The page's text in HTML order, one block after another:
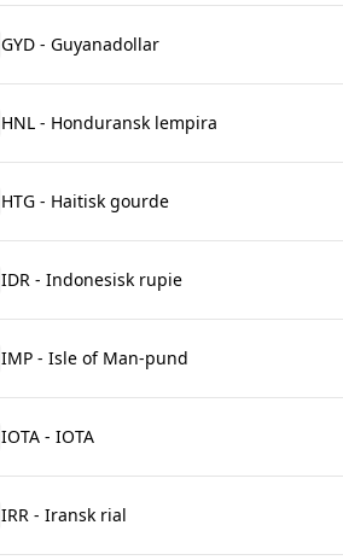
GYD - Guyanadollar
HNL - Honduransk lempira
HTG - Haitisk gourde
IDR - Indonesisk rupie
IMP - Isle of Man-pund
IOTA - IOTA
IRR - Iransk rial